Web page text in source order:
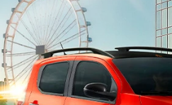
Versão escolhida